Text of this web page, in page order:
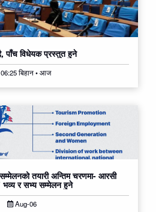
पाँच विधेयक प्रस्तुत हुने
बिहान • आज
तयारी अन्तिम चरणमा- आरसी
र सभ्य सम्मेलन हुने
Aug-06